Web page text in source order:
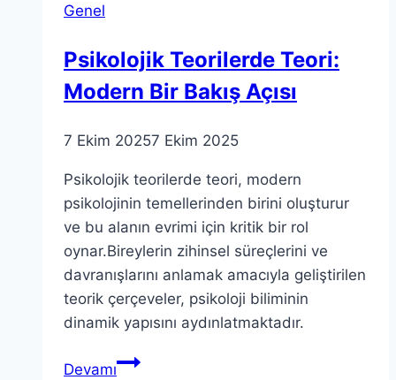
Genel
Psikolojik Teorilerde Teori:
Modern Bir Bakış Açısı
7 Ekim 20257 Ekim 2025
Psikolojik teorilerde teori, modern
psikolojinin temellerinden birini oluşturur
ve bu alanın evrimi için kritik bir rol
oynar.Bireylerin zihinsel süreçlerini ve
davranışlarını anlamak amacıyla geliştirilen
teorik çerçeveler, psikoloji biliminin
dinamik yapısını aydınlatmaktadır.
DevamıPsikolojik